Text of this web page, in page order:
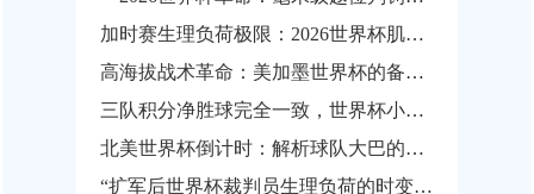
加时赛生理负荷极限：2026世界杯肌肉损伤风险的动态概率预测
高海拔战术革命：美加墨世界杯的备战新逻辑
三队积分净胜球完全一致，世界杯小组出线权如何精确计算？
北美世界杯倒计时：解析球队大巴的分钟级路线规划与动态调度逻辑
“扩军后世界杯裁判员生理负荷的时变非线性演化与疲劳实时预警机制研究”